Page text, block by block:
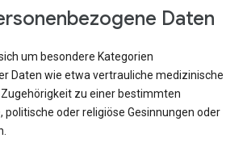
Daten
um besondere Kategorien
Daten wie etwa vertrauliche medizinische
zu einer bestimmten
politische oder religiöse Gesinnungen oder